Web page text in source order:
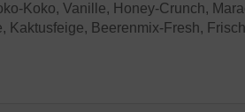
Koko, Vanille, Honey-Crunch,
Kaktusfeige, Beerenmix-Fresh,